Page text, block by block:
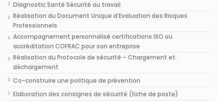
Diagnostic Santé Sécurité au travail
Réalisation du Document Unique d’Evaluation des Risques
Professionnels
Accompagnement personnalisé certifications ISO ou
accréditation COFRAC pour son entreprise
Réalisation du Protocole de sécurité – Chargement et
déchargement
Co-construire une politique de prévention
Elaboration des consignes de sécurité (fiche de poste)